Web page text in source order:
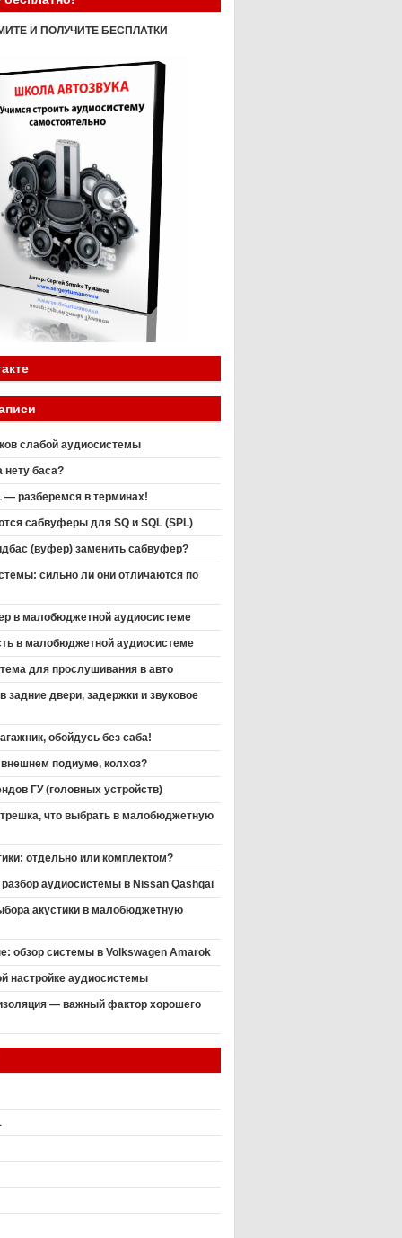
И ПОЛУЧИТЕ БЕСПЛАТКИ
слабой аудиосистемы
нету баса?
— разберемся в терминах!
сабвуферы для SQ и SQL (SPL)
(вуфер) заменить сабвуфер?
сильно ли они отличаются по
в малобюджетной аудиосистеме
в малобюджетной аудиосистеме
для прослушивания в авто
задние двери, задержки и звуковое
обойдусь без саба!
внешнем подиуме, колхоз?
ГУ (головных устройств)
что выбрать в малобюджетную
отдельно или комплектом?
аудиосистемы в Nissan Qashqai
акустики в малобюджетную
обзор системы в Volkswagen Amarok
настройке аудиосистемы
— важный фактор хорошего